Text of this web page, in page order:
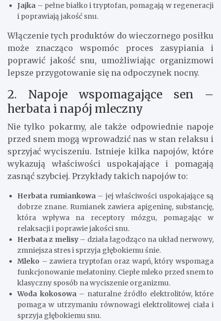
Jajka – pełne białko i tryptofan, pomagają w regeneracji
i poprawiają jakość snu.
Włączenie tych produktów do wieczornego posiłku
może znacząco wspomóc proces zasypiania i
poprawić jakość snu, umożliwiając organizmowi
lepsze przygotowanie się na odpoczynek nocny.
2. Napoje wspomagające sen –
herbata i napój mleczny
Nie tylko pokarmy, ale także odpowiednie napoje
przed snem mogą wprowadzić nas w stan relaksu i
sprzyjać wyciszeniu. Istnieje kilka napojów, które
wykazują właściwości uspokajające i pomagają
zasnąć szybciej. Przykłady takich napojów to:
Herbata rumiankowa– jej właściwości uspokajające są
dobrze znane. Rumianek zawiera apigeninę, substancję,
która wpływa na receptory mózgu, pomagając w
relaksacji i poprawie jakości snu.
Herbata z melisy– działa łagodząco na układ nerwowy,
zmniejsza stres i sprzyja głębokiemu śnie.
Mleko – zawiera tryptofan oraz wapń, który wspomaga
funkcjonowanie melatoniny. Ciepłe mleko przed snem to
klasyczny sposób na wyciszenie organizmu.
Woda kokosowa– naturalne źródło elektrolitów, które
pomaga w utrzymaniu równowagi elektrolitowej ciała i
sprzyja głębokiemu snu.